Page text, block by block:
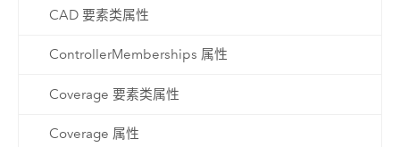
CAD 要素类属性
ControllerMemberships 属性
Coverage 要素类属性
Coverage 属性